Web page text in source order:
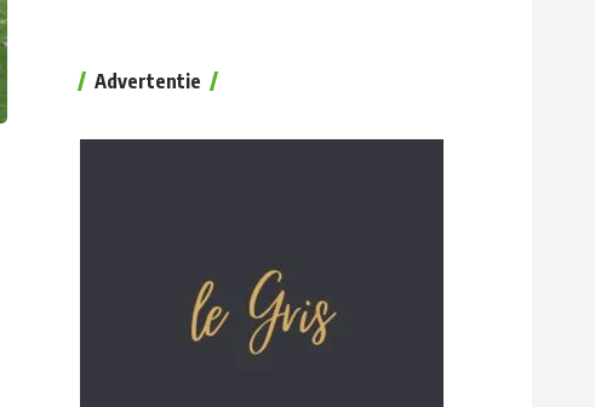
Advertentie